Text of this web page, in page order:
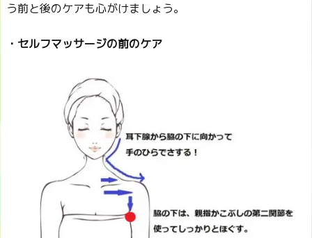
う前と後のケアも心がけましょう。
・セルフマッサージの前のケア